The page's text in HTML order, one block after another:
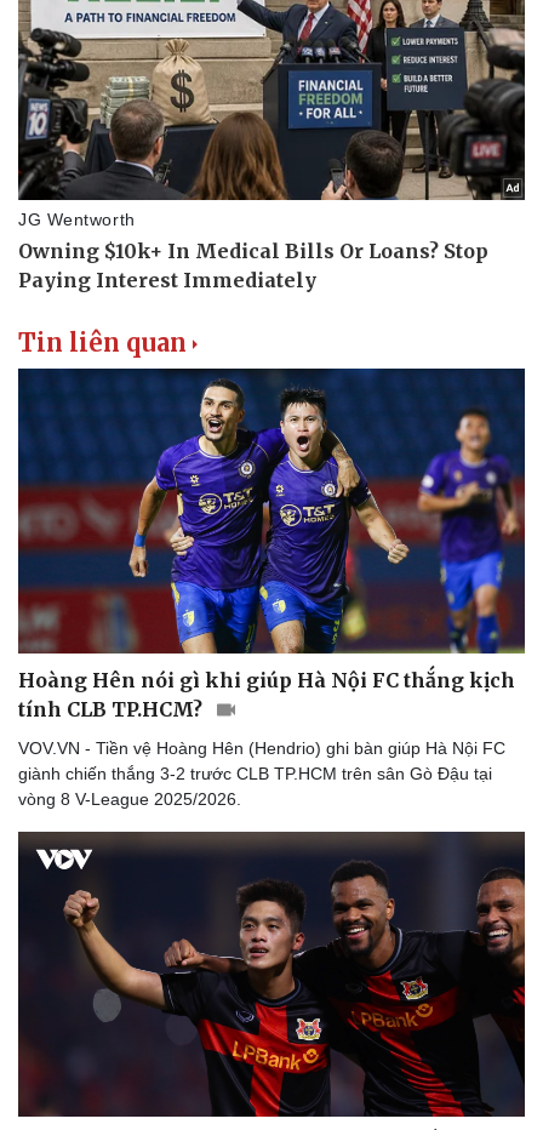
Thể thao
Lịch thi đấu bóng đá
Thế giới thể thao
eSports
Hậu trường
Ô tô - Xe máy
Xe máy
Tư vấn
Tin liên quan
Hoàng Hên nói gì khi giúp Hà Nội FC thắng kịch
tính CLB TP.HCM?
VOV.VN - Tiền vệ Hoàng Hên (Hendrio) ghi bàn giúp Hà Nội FC
giành chiến thắng 3-2 trước CLB TP.HCM trên sân Gò Đậu tại
vòng 8 V-League 2025/2026.